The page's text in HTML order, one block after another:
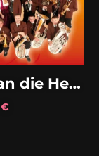
Gruß an die Heimat (Polka)
€